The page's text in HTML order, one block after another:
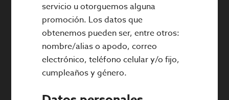
servicio u otorguemos alguna
promoción. Los datos que
obtenemos pueden ser, entre otros:
nombre/alias o apodo, correo
electrónico, teléfono celular y/o fijo,
cumpleaños y género.